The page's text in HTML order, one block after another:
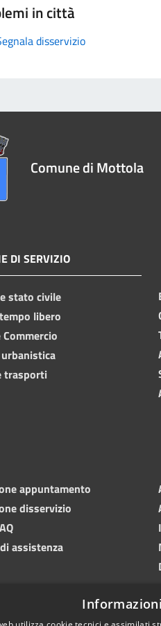
in città
disservizio
Comune di Mottola
DI SERVIZIO
stato civile
libero
trasporti
appuntamento
disservizio
assistenza